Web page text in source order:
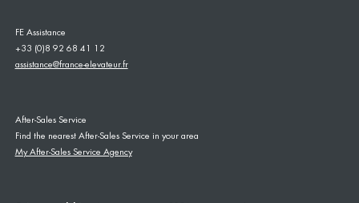
FE Assistance
+33 (0)8 92 68 41 12
assistance@france-elevateur.fr
After-Sales Service
Find the nearest After-Sales Service in your area
My After-Sales Service Agency